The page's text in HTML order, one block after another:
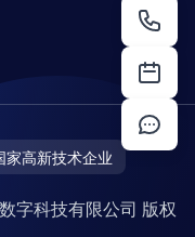
家高新技术企业
字科技有限公司 版权